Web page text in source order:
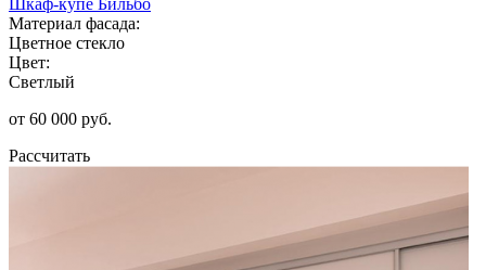
Материал фасада:
Цветное стекло
Цвет:
Светлый
от 60 000 руб.
Рассчитать